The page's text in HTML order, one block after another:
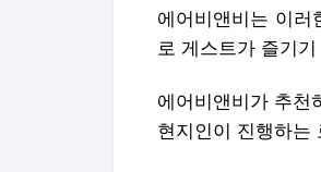
에어비앤비는 이
로 게스트가 즐기
에어비앤비가 추천
현지인이 진행하는